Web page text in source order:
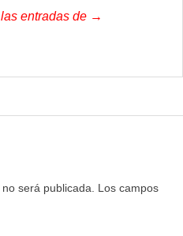
entradas de →
será publicada. Los campos